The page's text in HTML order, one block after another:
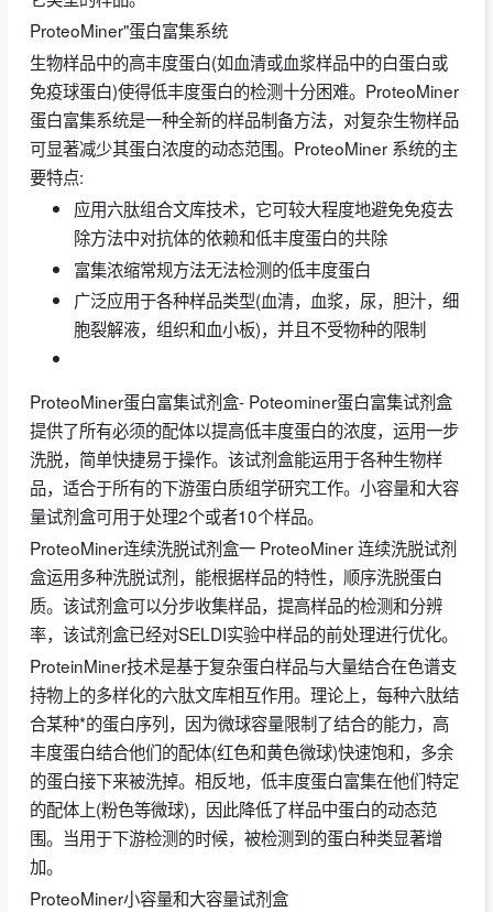
ProteoMiner"蛋白富集系统
生物样品中的高丰度蛋白(如血清或血浆样品中的白蛋白或
免疫球蛋白)使得低丰度蛋白的检测十分困难。ProteoMiner
蛋白富集系统是一种全新的样品制备方法，对复杂生物样品
可显著减少其蛋白浓度的动态范围。ProteoMiner 系统的主
要特点:
应用六肽组合文库技术，它可较大程度地避免免疫去
除方法中对抗体的依赖和低丰度蛋白的共除
富集浓缩常规方法无法检测的低丰度蛋白
广泛应用于各种样品类型(血清，血浆，尿，胆汁，细
胞裂解液，组织和血小板)，并且不受物种的限制
ProteoMiner蛋白富集试剂盒- Poteominer蛋白富集试剂盒
提供了所有必须的配体以提高低丰度蛋白的浓度，运用一步
洗脱，简单快捷易于操作。该试剂盒能运用于各种生物样
品，适合于所有的下游蛋白质组学研究工作。小容量和大容
量试剂盒可用于处理2个或者10个样品。
ProteoMiner连续洗脱试剂盒一 ProteoMiner 连续洗脱试剂
盒运用多种洗脱试剂，能根据样品的特性，顺序洗脱蛋白
质。该试剂盒可以分步收集样品，提高样品的检测和分辨
率，该试剂盒已经对SELDI实验中样品的前处理进行优化。
ProteinMiner技术是基于复杂蛋白样品与大量结合在色谱支
持物上的多样化的六肽文库相互作用。理论上，每种六肽结
合某种*的蛋白序列，因为微球容量限制了结合的能力，高
丰度蛋白结合他们的配体(红色和黄色微球)快速饱和，多余
的蛋白接下来被洗掉。相反地，低丰度蛋白富集在他们特定
的配体上(粉色等微球)，因此降低了样品中蛋白的动态范
围。当用于下游检测的时候，被检测到的蛋白种类显著增
加。
ProteoMiner小容量和大容量试剂盒